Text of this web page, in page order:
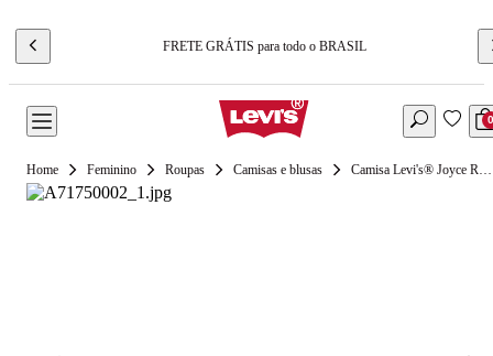
FRETE GRÁTIS para todo o BRASIL
0
Feminino Roupas Camisas e blusas Camisa Levi's® Joyce Resort Rosa Manga Curta